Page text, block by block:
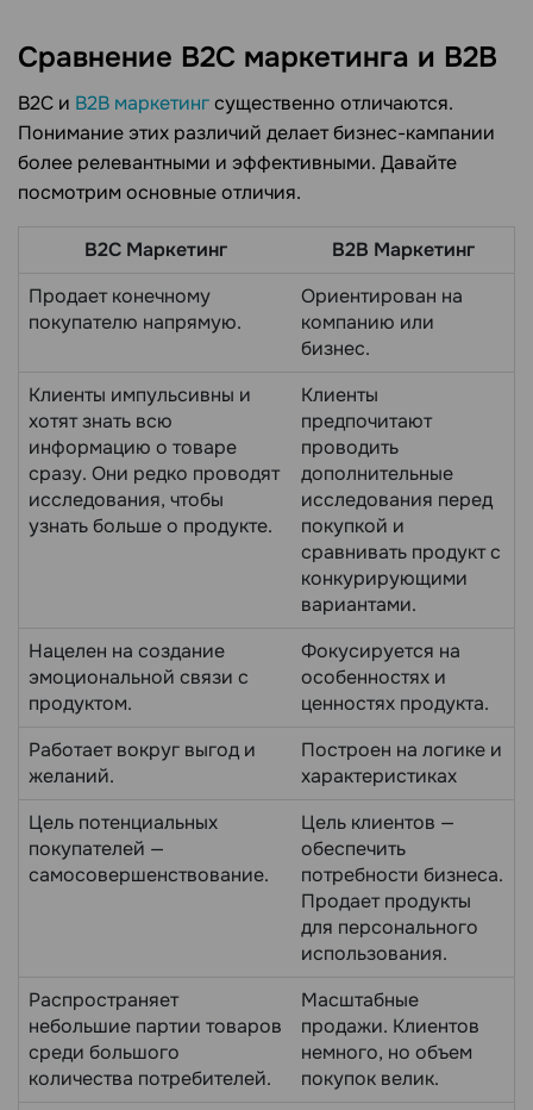
Сравнение B2C маркетинга и B2B
B2C и B2B маркетингсущественно отличаются.
Понимание этих различий делает бизнес-кампании
более релевантными и эффективными. Давайте
посмотрим основные отличия.
B2C Маркетинг
B2B Маркетинг
Продает конечному
покупателю напрямую.
Ориентирован на
компанию или
бизнес.
Клиенты импульсивны и
хотят знать всю
информацию о товаре
сразу. Они редко проводят
исследования, чтобы
узнать больше о продукте.
Клиенты
предпочитают
проводить
дополнительные
исследования перед
покупкой и
сравнивать продукт с
конкурирующими
вариантами.
Нацелен на создание
эмоциональной связи с
продуктом.
Фокусируется на
особенностях и
ценностях продукта.
Работает вокруг выгод и
желаний.
Построен на логике и
характеристиках
Цель потенциальных
покупателей —
самосовершенствование.
Цель клиентов —
обеспечить
потребности бизнеса.
Продает продукты
для персонального
использования.
Распространяет
небольшие партии товаров
среди большого
количества потребителей.
Масштабные
продажи. Клиентов
немного, но объем
покупок велик.